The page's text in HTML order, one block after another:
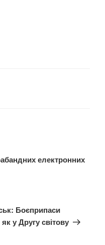
електронних
Боєприпаси
у Другу світову